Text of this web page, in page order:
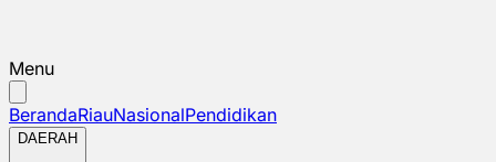
Menu
BerandaRiauNasionalPendidikan
DAERAH